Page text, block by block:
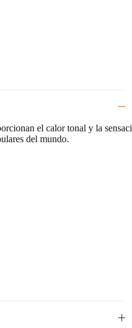
el calor tonal y la
del mundo.